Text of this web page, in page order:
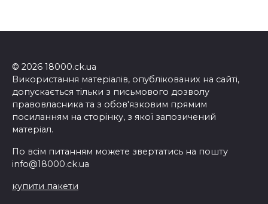
© 2026 18000.ck.ua
Використання матеріалів, опублікованих на сайті,
допускається тільки з письмового дозволу
правовласника та з обов'язковим прямим
посиланням на сторінку, з якої запозичений
матеріал.
По всім питанням можете звертатись на пошту
info@18000.ck.ua
купити пакети